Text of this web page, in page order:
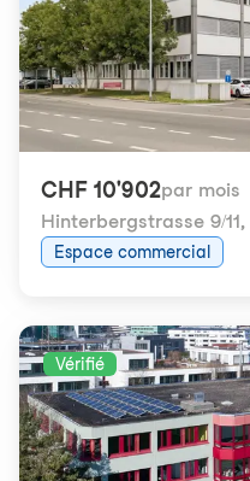
CHF 10'902par mois
Hinterbergstrasse 9/11,
Espace commercial
Vérifié